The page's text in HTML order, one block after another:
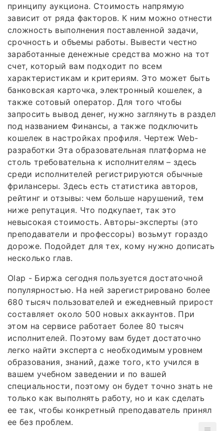
принципу аукциона. Стоимость напрямую
зависит от ряда факторов. К ним можно отнести
сложность выполнения поставленной задачи,
срочность и объемы работы. Вывести честно
заработанные денежные средства можно на тот
счет, который вам подходит по всем
характеристикам и критериям. Это может быть
банковская карточка, электронный кошелек, а
также сотовый оператор. Для того чтобы
запросить вывод денег, нужно заглянуть в раздел
под названием Финансы, а также подключить
кошелек в настройках профиля. Чертеж Web-
разработки Эта образовательная платформа не
столь требовательна к исполнителям – здесь
среди исполнителей регистрируются обычные
фрилансеры. Здесь есть статистика авторов,
рейтинг и отзывы: чем больше нарушений, тем
ниже репутация. Что подкупает, так это
невысокая стоимость. Авторы-эксперты (это
преподаватели и профессоры) возьмут гораздо
дороже. Подойдет для тех, кому нужно дописать
несколько глав.
Olap - Биржа сегодня пользуется достаточной
популярностью. На ней зарегистрировано более
680 тысяч пользователей и ежедневный прирост
составляет около 500 новых аккаунтов. При
этом на сервисе работает более 80 тысяч
исполнителей. Поэтому вам будет достаточно
легко найти эксперта с необходимым уровнем
образования, знаний, даже того, кто учился в
вашем учебном заведении и по вашей
специальности, поэтому он будет точно знать не
только как выполнять работу, но и как сделать
ее так, чтобы конкретный преподаватель принял
ее без проблем.